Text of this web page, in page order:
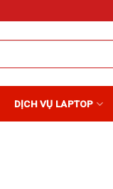
DỊCH VỤ LAPTOP